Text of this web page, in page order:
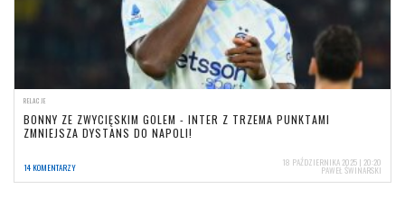
RELACJE
BONNY ZE ZWYCIĘSKIM GOLEM - INTER Z TRZEMA PUNKTAMI
ZMNIEJSZA DYSTANS DO NAPOLI!
14 KOMENTARZY 18 PAŹDZIERNIKA 2025 | 20:20
PAWEŁ ŚWINARSKI